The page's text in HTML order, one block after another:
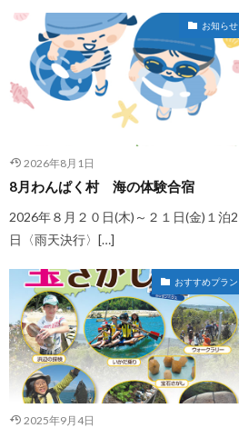
お知らせ
2026年8月1日
8月わんぱく村 海の体験合宿
2026年８月２０日(木)～２１日(金)１泊2
日〈雨天決行〉[…]
おすすめプラン
2025年9月4日